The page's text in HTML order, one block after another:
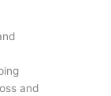
and